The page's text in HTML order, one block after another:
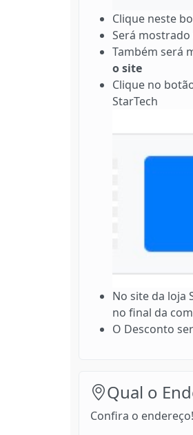
Clique neste
Será
Também será
o site
Clique no
StarTech
No site da loja
no final da
O Desconto
Qual o
Confira o endereço!